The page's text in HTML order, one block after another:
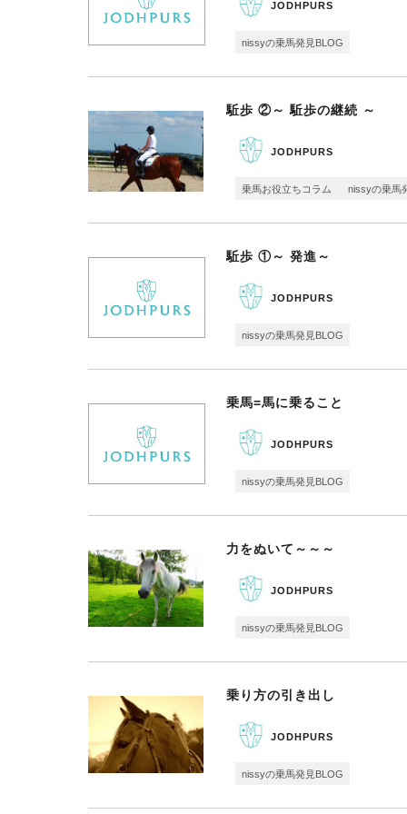
JODHPURS
nissyの乗馬発見BLOG
駈歩 ②～ 駈歩の継続 ～
JODHPURS
乗馬お役立ちコラム nissyの乗馬
駈歩 ①～ 発進～
JODHPURS
nissyの乗馬発見BLOG
乗馬=馬に乗ること
JODHPURS
nissyの乗馬発見BLOG
力をぬいて～～～
JODHPURS
nissyの乗馬発見BLOG
乗り方の引き出し
JODHPURS
nissyの乗馬発見BLOG